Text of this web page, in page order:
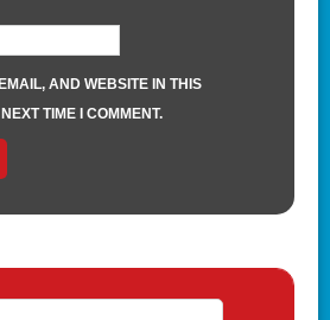
AND WEBSITE IN THIS
TIME I COMMENT.